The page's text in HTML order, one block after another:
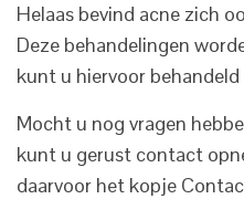
Helaas bevind acne zich
Deze behandelingen
kunt u hiervoor
Mocht u nog vragen
kunt u gerust contact
daarvoor het kopje